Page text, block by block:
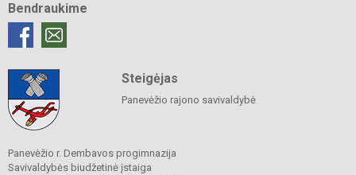
Bendraukime
Steigėjas
Panevėžio rajono savivaldybė
Panevėžio r. Dembavos progimnazija
Savivaldybės biudžetinė įstaiga